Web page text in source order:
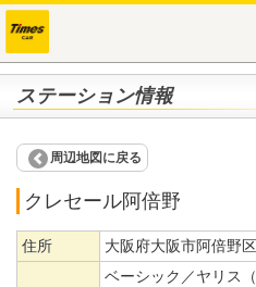
ステーション情報
周辺地図に戻る
クレセール阿倍野
住所 大阪府大阪市阿倍野
ベーシック／ヤリス